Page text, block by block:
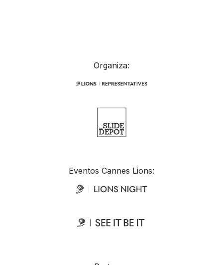
Organiza:
Eventos Cannes Lions: